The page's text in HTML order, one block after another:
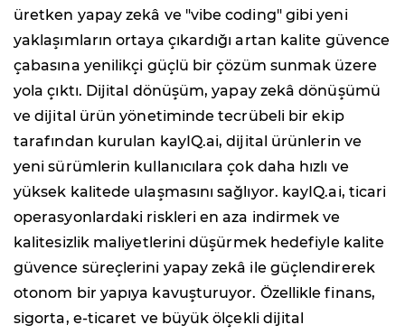
üretken yapay zekâ ve "vibe coding" gibi yeni
yaklaşımların ortaya çıkardığı artan kalite güvence
çabasına yenilikçi güçlü bir çözüm sunmak üzere
yola çıktı. Dijital dönüşüm, yapay zekâ dönüşümü
ve dijital ürün yönetiminde tecrübeli bir ekip
tarafından kurulan kayIQ.ai, dijital ürünlerin ve
yeni sürümlerin kullanıcılara çok daha hızlı ve
yüksek kalitede ulaşmasını sağlıyor. kayIQ.ai, ticari
operasyonlardaki riskleri en aza indirmek ve
kalitesizlik maliyetlerini düşürmek hedefiyle kalite
güvence süreçlerini yapay zekâ ile güçlendirerek
otonom bir yapıya kavuşturuyor. Özellikle finans,
sigorta, e-ticaret ve büyük ölçekli dijital